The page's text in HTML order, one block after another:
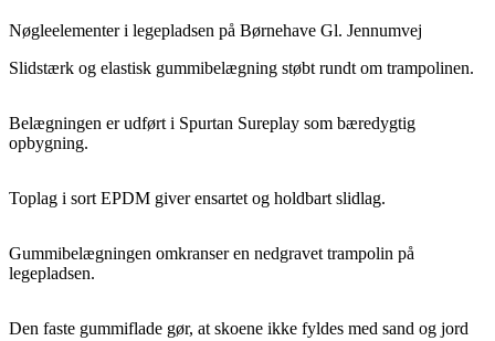
Nøgleelementer i legepladsen på Børnehave Gl. Jennumvej
Slidstærk og elastisk gummibelægning støbt rundt om trampolinen.
Belægningen er udført i Spurtan Sureplay som bæredygtig
opbygning.
Toplag i sort EPDM giver ensartet og holdbart slidlag.
Gummibelægningen omkranser en nedgravet trampolin på
legepladsen.
Den faste gummiflade gør, at skoene ikke fyldes med sand og jord